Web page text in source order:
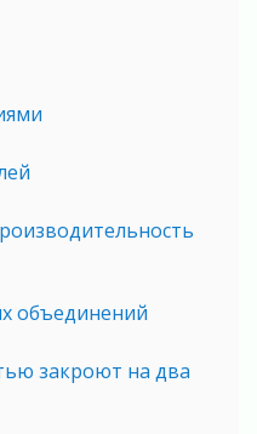
объединений
закроют на два